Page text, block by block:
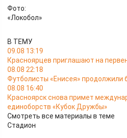
Фото:
«Локобол»
В ТЕМУ
09.08 13:19
Красноярцев приглашают на
08.08 22:18
Футболисты «Енисея» продолжили
08.08 16:40
Красноярск снова примет
единоборств «Кубок Дружбы»
Смотреть все материалы в теме
Стадион